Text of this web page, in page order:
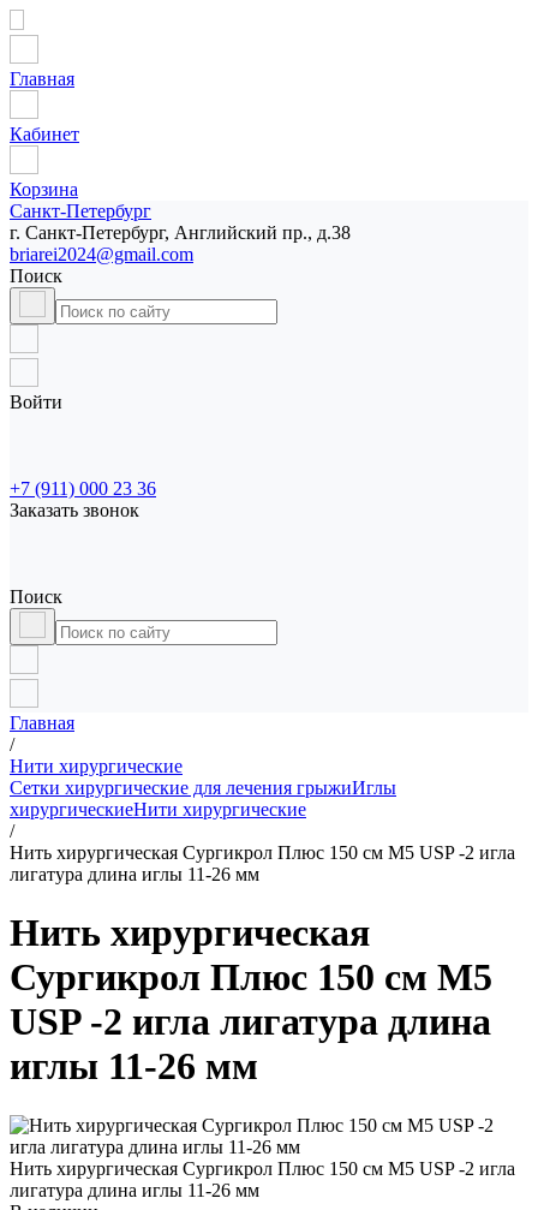
Главная
Кабинет
Корзина
Санкт-Петербург
г. Санкт-Петербург, Английский пр., д.38
briarei2024@gmail.com
Поиск
Войти
+7 (911) 000 23 36
Заказать звонок
Поиск
Главная
/
Нити хирургические
Сетки хирургические для лечения грыжиИглы
хирургическиеНити хирургические
/
Нить хирургическая Сургикрол Плюс 150 см М5 USP -2 игла
лигатура длина иглы 11-26 мм
Нить хирургическая
Сургикрол Плюс 150 см М5
USP -2 игла лигатура длина
иглы 11-26 мм
Нить хирургическая Сургикрол Плюс 150 см М5 USP -2 игла
лигатура длина иглы 11-26 мм